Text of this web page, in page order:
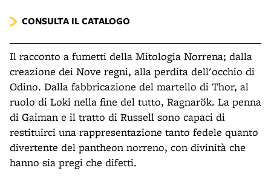
CONSULTA IL CATALOGO
Il racconto a fumetti della Mitologia Norrena; dalla
creazione dei Nove regni, alla perdita dell'occhio di
Odino. Dalla fabbricazione del martello di Thor, al
ruolo di Loki nella fine del tutto, Ragnarök. La penna
di Gaiman e il tratto di Russell sono capaci di
restituirci una rappresentazione tanto fedele quanto
divertente del pantheon norreno, con divinità che
hanno sia pregi che difetti.